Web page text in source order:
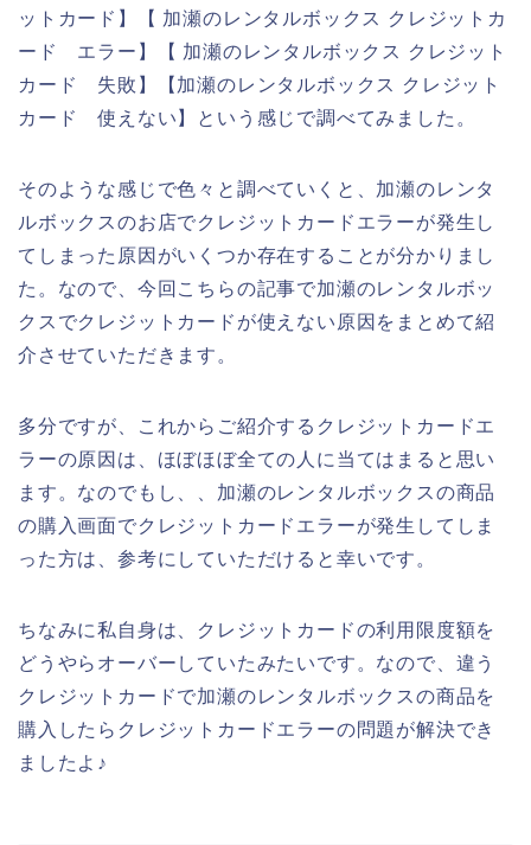
ットカード】【 加瀬のレンタルボックス クレジットカ
ード エラー】【 加瀬のレンタルボックス クレジット
カード 失敗】【加瀬のレンタルボックス クレジット
カード 使えない】という感じで調べてみました。
そのような感じで色々と調べていくと、加瀬のレンタ
ルボックスのお店でクレジットカードエラーが発生し
てしまった原因がいくつか存在することが分かりまし
た。なので、今回こちらの記事で加瀬のレンタルボッ
クスでクレジットカードが使えない原因をまとめて紹
介させていただきます。
多分ですが、これからご紹介するクレジットカードエ
ラーの原因は、ほぼほぼ全ての人に当てはまると思い
ます。なのでもし、、加瀬のレンタルボックスの商品
の購入画面でクレジットカードエラーが発生してしま
った方は、参考にしていただけると幸いです。
ちなみに私自身は、クレジットカードの利用限度額を
どうやらオーバーしていたみたいです。なので、違う
クレジットカードで加瀬のレンタルボックスの商品を
購入したらクレジットカードエラーの問題が解決でき
ましたよ♪